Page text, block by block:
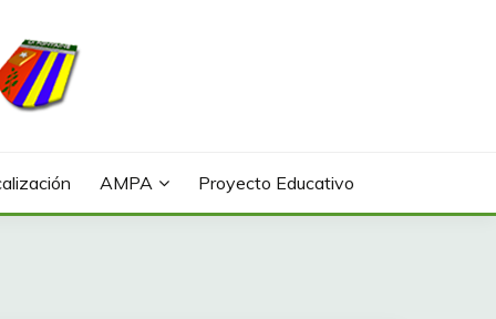
AMPA Proyecto Educativo